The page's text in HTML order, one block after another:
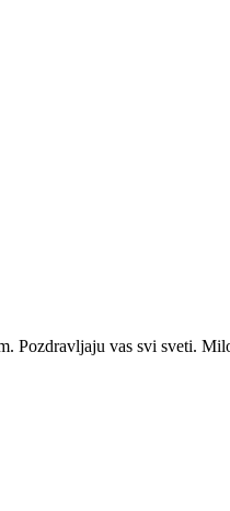
Pozdravljaju vas svi sveti.